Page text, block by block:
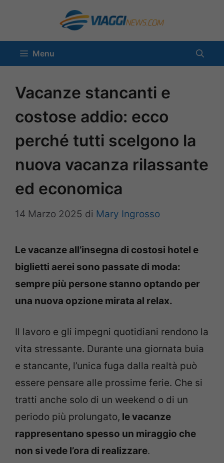
contenuto
Menu
Vacanze stancanti e
costose addio: ecco
perché tutti scelgono la
nuova vacanza rilassante
ed economica
14 Marzo 2025 di Mary Ingrosso
Le vacanze all’insegna di costosi hotel e
biglietti aerei sono passate di moda:
sempre più persone stanno optando per
una nuova opzione mirata al relax.
Il lavoro e gli impegni quotidiani rendono la
vita stressante. Durante una giornata buia
e stancante, l’unica fuga dalla realtà può
essere pensare alle prossime ferie. Che si
tratti anche solo di un weekend o di un
periodo più prolungato, le vacanze
rappresentano spesso un miraggio che
non si vede l’ora di realizzare.